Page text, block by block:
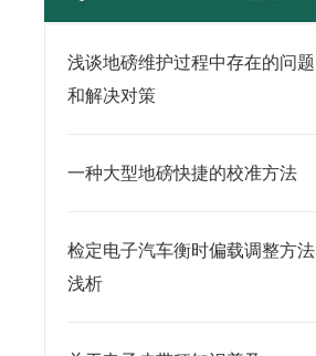
浅谈地磅维护过程中存在的问题
和解决对策
一种大型地磅快捷的校准方法
检定电子汽车衡时偏载调整方法
浅析